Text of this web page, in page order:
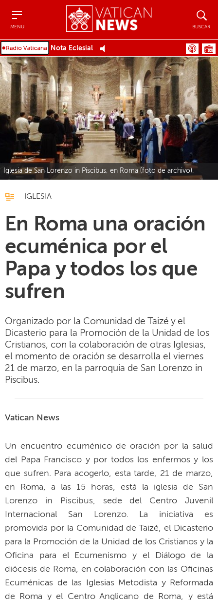
MENU BUSCAR
Nota Eclesial
Iglesia de San Lorenzo in Piscibus, en Roma (foto de archivo).
IGLESIA
En Roma una oración
ecuménica por el
Papa y todos los que
sufren
Organizado por la Comunidad de Taizé y el
Dicasterio para la Promoción de la Unidad de los
Cristianos, con la colaboración de otras Iglesias,
el momento de oración se desarrolla el viernes
21 de marzo, en la parroquia de San Lorenzo in
Piscibus.
Vatican News
Un encuentro ecuménico de oración por la salud
del Papa Francisco y por todos los enfermos y los
que sufren. Para acogerlo, esta tarde, 21 de marzo,
en Roma, a las 15 horas, está la iglesia de San
Lorenzo in Piscibus, sede del Centro Juvenil
Internacional San Lorenzo. La iniciativa es
promovida por la Comunidad de Taizé, el Dicasterio
para la Promoción de la Unidad de los Cristianos y la
Oficina para el Ecumenismo y el Diálogo de la
diócesis de Roma, en colaboración con las Oficinas
Ecuménicas de las Iglesias Metodista y Reformada
de Roma y el Centro Anglicano de Roma, y está